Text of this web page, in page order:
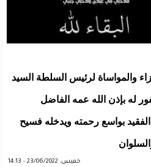
والمواساة لرئيس السلطة السيد
له بإذن الله عمه الفاضل
بواسع رحمته ويدخله فسيح
خميس, 23/06/2022 - 14:13